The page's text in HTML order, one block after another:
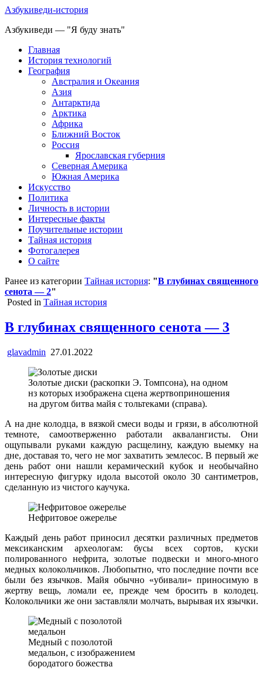
Азбукиведи-история
Азбукиведи — "Я буду знать"
Главная
История технологий
География
Австралия и Океания
Азия
Антарктида
Арктика
Африка
Ближний Восток
Россия
Ярославская губерния
Северная Америка
Южная Америка
Искусство
Политика
Личность в истории
Интересные факты
Поучительные истории
Тайная история
Фотогалерея
О сайте
Ранее из категории Тайная история: "В глубинах священного
сенота — 2"
Posted in Тайная история
В глубинах священного сенота — 3
glavadmin 27.01.2022
Золотые диски (раскопки Э. Томпсона), на одном
нз которых изображена сцена жертвоприношения
на другом битва майя с тольтеками (справа).
А на дне колодца, в вязкой смеси воды и грязи, в абсолютной
темноте, самоотверженно работали аквалангисты. Они
ощупывали руками каждую расщелину, каждую выемку на
дне, доставая то, чего не мог захватить землесос. В первый же
день работ они нашли керамический кубок и необычайно
интересную фигурку идола высотой около 30 сантиметров,
сделанную из чистого каучука.
Нефритовое ожерелье
Каждый день работ приносил десятки различных предметов
мексиканским археологам: бусы всех сортов, куски
полированного нефрита, золотые подвески и много-много
медных колокольчиков. Любопытно, что последние почти все
были без язычков. Майя обычно «убивали» приносимую в
жертву вещь, ломали ее, прежде чем бросить в колодец.
Колокольчики же они заставляли молчать, вырывая их язычки.
Медный с позолотой
медальон, с изображением
бородатого божества